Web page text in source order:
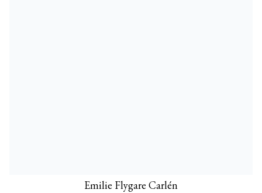
Emilie Flygare Carlén